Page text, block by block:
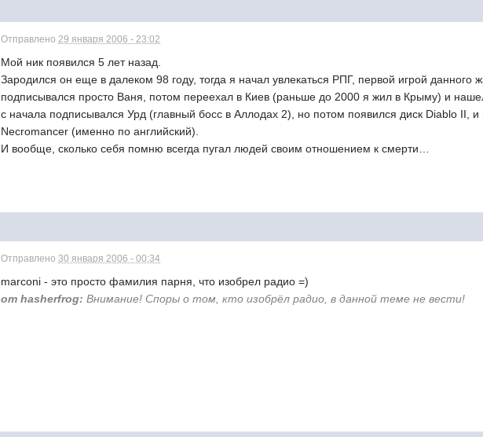
Отправлено29 января 2006 - 23:02
Мой ник появился 5 лет назад.
Зародился он еще в далеком 98 году, тогда я начал увлекаться РПГ, первой игрой
подписывался просто Ваня, потом переехал в Киев (раньше до 2000 я жил в Крыму) и
с начала подписывался Урд (главный босс в Аллодах 2), но потом появился диск Diablo II,
Necromancer (именно по английский).
И вообще, сколько себя помню всегда пугал людей своим отношением к смерти…
Отправлено30 января 2006 - 00:34
marconi - это просто фамилия парня, что изобрел радио =)
от hasherfrog: Внимание! Споры о том, кто изобрёл радио, в данной теме не вести!